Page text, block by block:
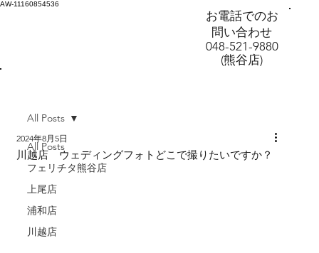
AW-11160854536
お電話でのお
問い合わせ
048-521-9880
(熊谷店)
All Posts
フェリチタ熊谷店
上尾店
浦和店
川越店
All Posts
川越店 ウェディングフォトどこで撮りたいですか？
2024年8月5日